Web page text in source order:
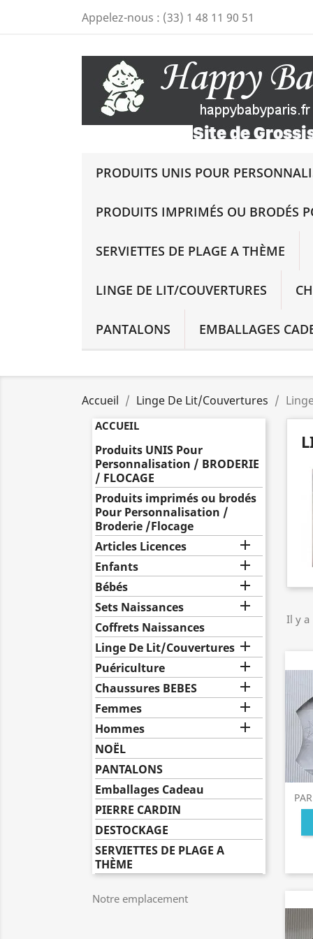
Appelez-nous : (33) 1 48 11 90 51
PRODUITS UNIS POUR
PRODUITS IMPRIMÉS OU BRODÉS
SERVIETTES DE PLAGE A THÈME
LINGE DE LIT/COUVERTURES
PANTALONS EMBALLAGES
Accueil Linge De Lit/Couvertures
ACCUEIL
Produits UNIS Pour
Personnalisation / BRODERIE
/ FLOCAGE
Produits imprimés ou brodés
Pour Personnalisation /
Broderie /Flocage
Articles Licences

Enfants 
Bébés 
Sets Naissances 
Coffrets Naissances
Linge De Lit/Couvertures 
Puériculture 
Chaussures BEBES 
Femmes 
Hommes 
NOËL
PANTALONS
Emballages Cadeau
PIERRE CARDIN
DESTOCKAGE
SERVIETTES DE PLAGE A
THÈME
Notre emplacement
Il y a